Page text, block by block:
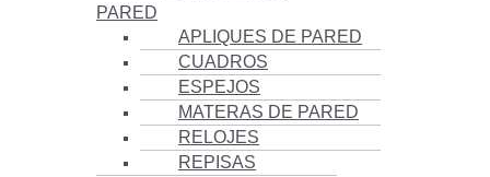
PARED
APLIQUES DE PARED
CUADROS
ESPEJOS
MATERAS DE PARED
RELOJES
REPISAS